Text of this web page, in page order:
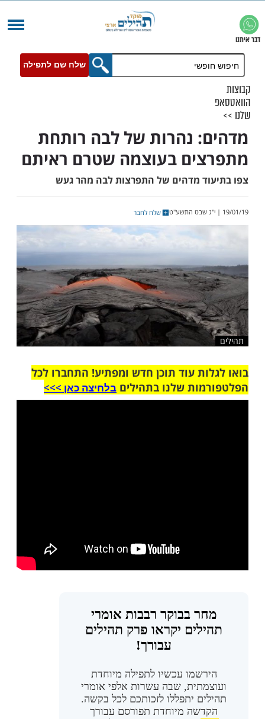
שלח שם לתפילה
נהרות של לבה רותחת
מדהים של התפרצות לבה מהר געש
שלח לחבר